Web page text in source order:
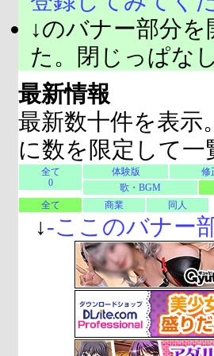
↓のバナー部分
た。閉じっぱな
最新情報
最新数十件を表示
に数を限定して
全て
0
体験版 修
歌・BGM
全て
商業 同人
↓-ここのバナー